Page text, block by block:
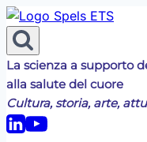
Salta
al
contenuto
La scienza a supporto
alla salute del cuore
Cultura, storia, arte,